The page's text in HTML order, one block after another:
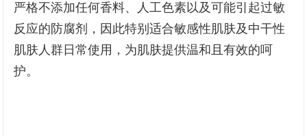
严格不添加任何香料、人工色素以及可能引起过敏
反应的防腐剂，因此特别适合敏感性肌肤及中干性
肌肤人群日常使用，为肌肤提供温和且有效的呵
护。